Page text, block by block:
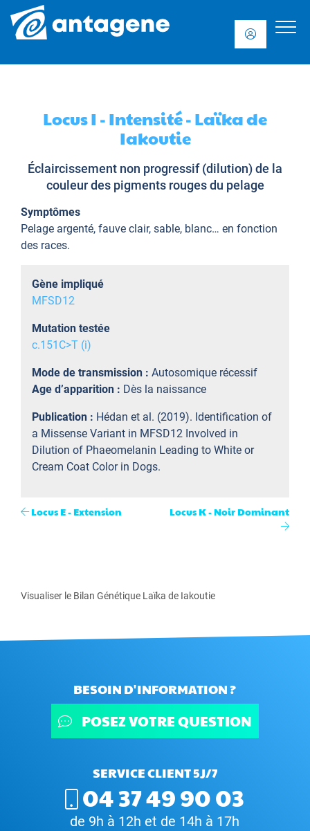
Locus I - Intensité - Laïka de
Iakoutie
Éclaircissement non progressif (dilution) de la
couleur des pigments rouges du pelage
Symptômes
Pelage argenté, fauve clair, sable, blanc… en fonction
des races.
Gène impliqué
MFSD12
Mutation testée
c.151C>T (i)
Mode de transmission : Autosomique récessif
Age d’apparition : Dès la naissance
Publication : Hédan et al. (2019). Identification of
a Missense Variant in MFSD12 Involved in
Dilution of Phaeomelanin Leading to White or
Cream Coat Color in Dogs.
Locus E - Extension Locus K - Noir Dominant
Visualiser le Bilan Génétique Laïka de Iakoutie
BESOIN D'INFORMATION ?
POSEZ VOTRE QUESTION
SERVICE CLIENT 5J/7
04 37 49 90 03
de 9h à 12h et de 14h à 17h